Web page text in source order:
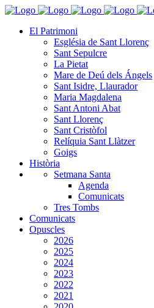
El Patrimoni
Església de Sant Llorenç
Sant Sepulcre
La Pietat
Mare de Deú dels Ángels
Sant Isidre, Llaurador
Maria Magdalena
Sant Antoni Abat
Sant Llorenç
Sant Cristòfol
Relíquia Sant Llàtzer
Goigs
Història
Setmana Santa
Agenda
Comunicats
Tres Tombs
Comunicats
Opuscles
2026
2025
2024
2023
2022
2021